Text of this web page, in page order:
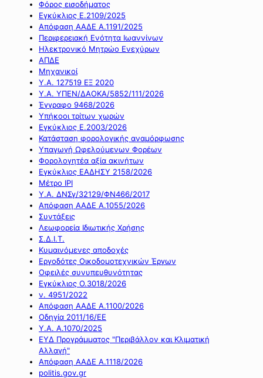
Φόρος εισοδήματος
Εγκύκλιος Ε.2109/2025
Απόφαση ΑΑΔΕ Α.1191/2025
Περιφερειακή Ενότητα Ιωαννίνων
Ηλεκτρονικό Μητρώο Ενεχύρων
ΑΠΔΕ
Μηχανικοί
Υ.Α. 127519 ΕΞ 2020
Υ.Α. ΥΠΕΝ/ΔΑΟΚΑ/5852/111/2026
Έγγραφο 9468/2026
Υπήκοοι τρίτων χωρών
Εγκύκλιος Ε.2003/2026
Κατάσταση φορολογικής αναμόρφωσης
Υπαγωγή Ωφελούμενων Φορέων
Φορολογητέα αξία ακινήτων
Εγκύκλιος ΕΑΔΗΣΥ 2158/2026
Μέτρο IPI
Υ.Α. ΔΝΣγ/32129/ΦΝ466/2017
Απόφαση ΑΑΔΕ Α.1055/2026
Συντάξεις
Λεωφορεία Ιδιωτικής Χρήσης
Σ.Δ.Ι.Τ.
Κυμαινόμενες αποδοχές
Εργοδότες Οικοδομοτεχνικών Έργων
Οφειλές συνυπευθυνότητας
Εγκύκλιος Ο.3018/2026
ν. 4951/2022
Απόφαση ΑΑΔΕ Α.1100/2026
Οδηγία 2011/16/ΕΕ
Υ.Α. Α.1070/2025
ΕΥΔ Προγράμματος "Περιβάλλον και Κλιματική
Αλλαγή"
Απόφαση ΑΑΔΕ Α.1118/2026
politis.gov.gr